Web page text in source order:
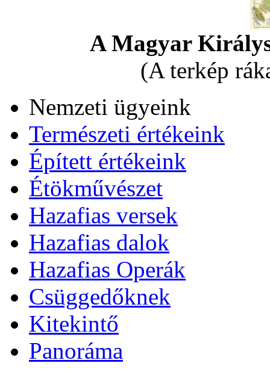
A Magyar
(A terkép
Nemzeti ügyeink
Természeti értékeink
Épített értékeink
Étökművészet
Hazafias versek
Hazafias dalok
Hazafias Operák
Csüggedőknek
Kitekintő
Panoráma